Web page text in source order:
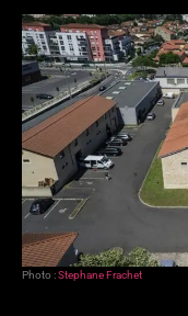
Photo :Stephane Frachet